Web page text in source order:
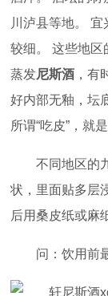
川泸县等地。
较细。 这些地区
蒸发尼斯酒 ，有
好内部无釉，坛
所谓“吃皮”，就
不同地区的
状，里面贴多层
后用桑皮纸或麻
问：饮用前